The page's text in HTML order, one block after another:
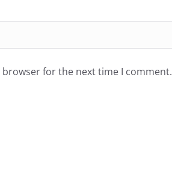
for the next time I comment.